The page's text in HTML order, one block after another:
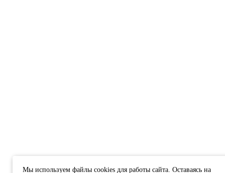
Мы используем файлы cookies для работы сайта. Оставаясь на